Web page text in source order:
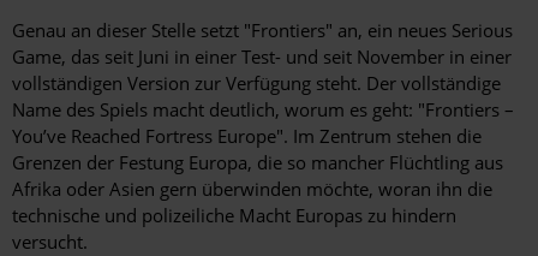
Genau an dieser Stelle setzt "Frontiers" an, ein neues Serious
Game, das seit Juni in einer Test- und seit November in einer
vollständigen Version zur Verfügung steht. Der vollständige
Name des Spiels macht deutlich, worum es geht: "Frontiers –
You’ve Reached Fortress Europe". Im Zentrum stehen die
Grenzen der Festung Europa, die so mancher Flüchtling aus
Afrika oder Asien gern überwinden möchte, woran ihn die
technische und polizeiliche Macht Europas zu hindern
versucht.